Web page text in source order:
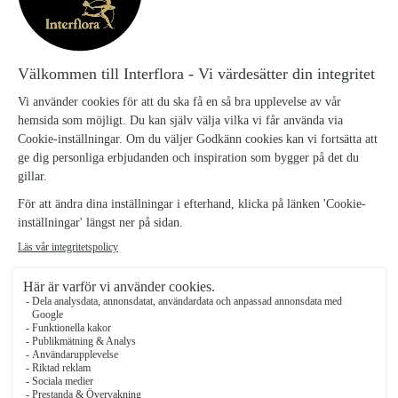
SKU:1221131-Strand-hjarta-mini
Så levereras Blommogram till
Begravning
Vi behöver din beställning två vardagar innan
begravningsceremonin. I beställningsflödet anger du
begravningshälsning till kyrka, kapell eller
ceremoniplats i god tid innan ceremonin börjar.
På ceremoniplatsen är det vaktmästare eller
representant från begravningsbyrån som sedan
placerar ut blommorna runt kista eller urna. För att